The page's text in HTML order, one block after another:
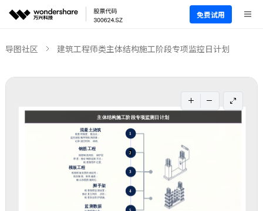
免费试用
导图社区 建筑工程师类主体结构施工阶段专项监控日计划